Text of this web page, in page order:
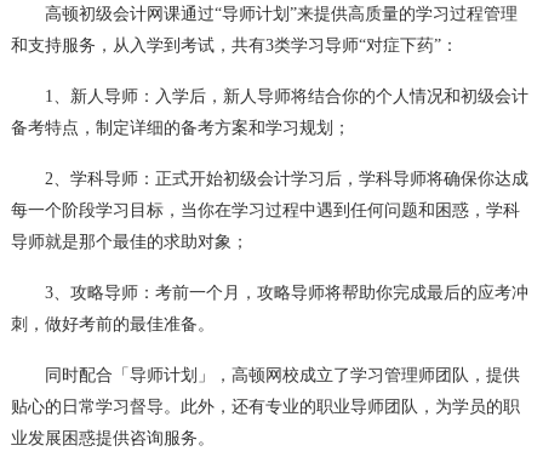
高顿初级会计网课通过“导师计划”来提供高质量的学习过程管理
和支持服务，从入学到考试，共有3类学习导师“对症下药”：
1、新人导师：入学后，新人导师将结合你的个人情况和初级会计
备考特点，制定详细的备考方案和学习规划；
2、学科导师：正式开始初级会计学习后，学科导师将确保你达成
每一个阶段学习目标，当你在学习过程中遇到任何问题和困惑，学科
导师就是那个最佳的求助对象；
3、攻略导师：考前一个月，攻略导师将帮助你完成最后的应考冲
刺，做好考前的最佳准备。
同时配合「导师计划」，高顿网校成立了学习管理师团队，提供
贴心的日常学习督导。此外，还有专业的职业导师团队，为学员的职
业发展困惑提供咨询服务。